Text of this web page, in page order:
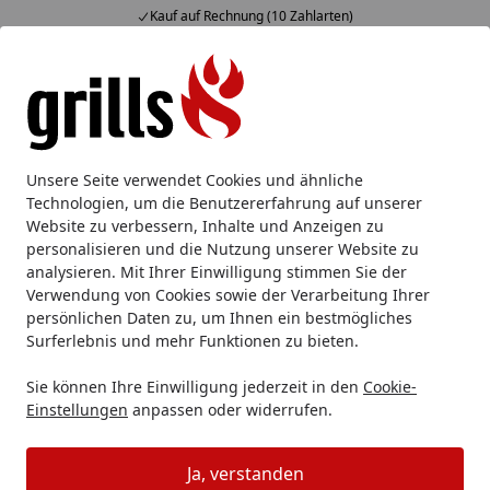
Unsere Seite verwendet Cookies und ähnliche
Technologien, um die Benutzererfahrung auf unserer
Website zu verbessern, Inhalte und Anzeigen zu
personalisieren und die Nutzung unserer Website zu
analysieren. Mit Ihrer Einwilligung stimmen Sie der
Verwendung von Cookies sowie der Verarbeitung Ihrer
persönlichen Daten zu, um Ihnen ein bestmögliches
Surferlebnis und mehr Funktionen zu bieten.
Sie können Ihre Einwilligung jederzeit in den Cookie-
Einstellungen anpassen oder widerrufen.
Ja, verstanden
Kauf auf Rechnung (10 Zahlarten)
Alle Produkte
Mein Konto
Suchen
Startseite
Grillzubehör Grillplatten Grillplatten rund
Big Green Egg Gusseisengrillplatte
Ø 26 cm für SMALL | MINIMAX